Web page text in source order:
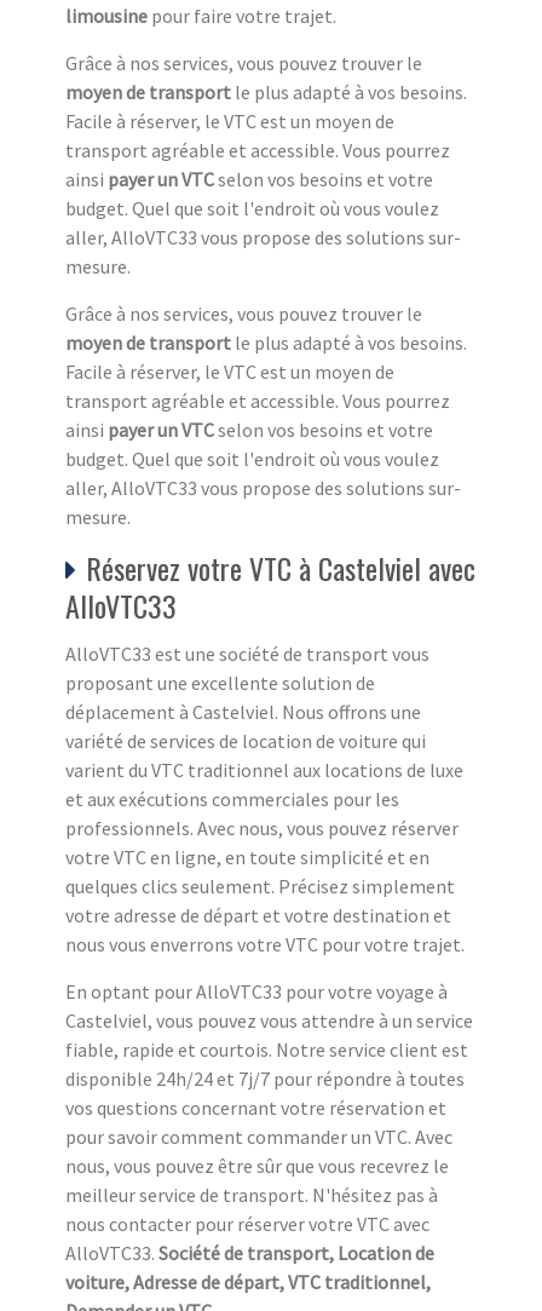
limousine pour faire votre trajet.
Grâce à nos services, vous pouvez trouver le
moyen de transport le plus adapté à vos besoins.
Facile à réserver, le VTC est un moyen de
transport agréable et accessible. Vous pourrez
ainsi payer un VTCselon vos besoins et votre
budget. Quel que soit l'endroit où vous voulez
aller, AlloVTC33 vous propose des solutions sur-
mesure.
Grâce à nos services, vous pouvez trouver le
moyen de transport le plus adapté à vos besoins.
Facile à réserver, le VTC est un moyen de
transport agréable et accessible. Vous pourrez
ainsi payer un VTCselon vos besoins et votre
budget. Quel que soit l'endroit où vous voulez
aller, AlloVTC33 vous propose des solutions sur-
mesure.
Réservez votre VTC à Castelviel avec
AlloVTC33
AlloVTC33 est une société de transport vous
proposant une excellente solution de
déplacement à Castelviel. Nous offrons une
variété de services de location de voiture qui
varient du VTC traditionnel aux locations de luxe
et aux exécutions commerciales pour les
professionnels. Avec nous, vous pouvez réserver
votre VTC en ligne, en toute simplicité et en
quelques clics seulement. Précisez simplement
votre adresse de départ et votre destination et
nous vous enverrons votre VTC pour votre trajet.
En optant pour AlloVTC33 pour votre voyage à
Castelviel, vous pouvez vous attendre à un service
fiable, rapide et courtois. Notre service client est
disponible 24h/24 et 7j/7 pour répondre à toutes
vos questions concernant votre réservation et
pour savoir comment commander un VTC. Avec
nous, vous pouvez être sûr que vous recevrez le
meilleur service de transport. N'hésitez pas à
nous contacter pour réserver votre VTC avec
AlloVTC33. Société de transport, Location de
voiture, Adresse de départ, VTC traditionnel,